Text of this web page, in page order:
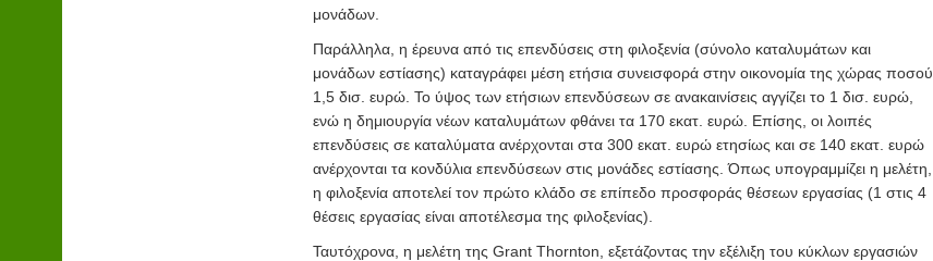
μονάδων.
Παράλληλα, η έρευνα από τις επενδύσεις στη φιλοξενία (σύνολο καταλυμάτων και
μονάδων εστίασης) καταγράφει μέση ετήσια συνεισφορά στην οικονομία της χώρας ποσού
1,5 δισ. ευρώ. Το ύψος των ετήσιων επενδύσεων σε ανακαινίσεις αγγίζει το 1 δισ. ευρώ,
ενώ η δημιουργία νέων καταλυμάτων φθάνει τα 170 εκατ. ευρώ. Επίσης, οι λοιπές
επενδύσεις σε καταλύματα ανέρχονται στα 300 εκατ. ευρώ ετησίως και σε 140 εκατ. ευρώ
ανέρχονται τα κονδύλια επενδύσεων στις μονάδες εστίασης. Όπως υπογραμμίζει η μελέτη,
η φιλοξενία αποτελεί τον πρώτο κλάδο σε επίπεδο προσφοράς θέσεων εργασίας (1 στις 4
θέσεις εργασίας είναι αποτέλεσμα της φιλοξενίας).
Ταυτόχρονα, η μελέτη της Grant Thornton, εξετάζοντας την εξέλιξη του κύκλων εργασιών